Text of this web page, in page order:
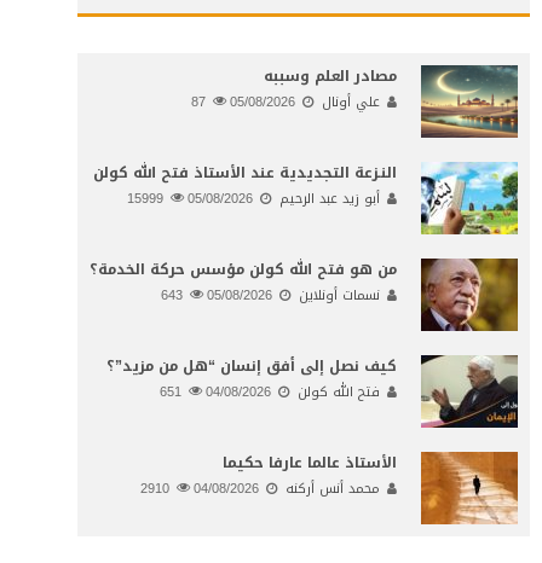
مصادر العلم وسببه
علي أونال 05/08/2026
النـزعة التجديدية عند الأستاذ فتح الله كولن
أبو زيد عبد الرحيم 05/08/2026
من هو فتح الله كولن مؤسس حركة الخدمة؟
نسمات أونلاين 05/08/2026
كيف نصل إلى أفق إنسان “هل من مزيد”؟
فتح الله كولن 04/08/2026
الأستاذ عالما عارفا حكيما
محمد أنس أركنه 04/08/2026